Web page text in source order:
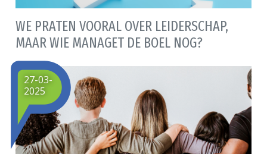
WE PRATEN VOORAL OVER LEIDERSCHAP,
MAAR WIE MANAGET DE BOEL NOG?
27-03-
2025